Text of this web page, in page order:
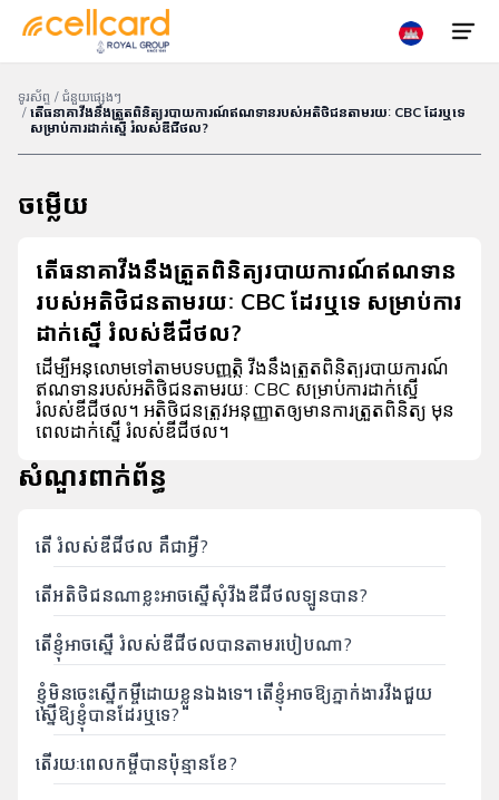
ទិញ
ប្រូ
ម៉ូសិន
ស្វែងរក
ទីតាំង
5G
ទូរស័ព្ទ
ចល័ត
ហូមវ៉ាយ
ហ្វាយ
សេវា
កម្មឌីជីថល
ឧបករណ៍
សែលកាត
អេប
គ្រប់គ្រងការ
បញ្ចូលលុយ
ទិញ eSIM
ទាញយក
ទូរស័ព្ទ / ជំនួយផ្សេងៗ
/ តើធនាគាវីងនឹងត្រួតពិនិត្យរបាយការណ៍ឥណទានរបស់អតិថិជនតាមរយៈ CBC ដែរឬទេ
សម្រាប់ការដាក់ស្នើ រំលស់ឌីជីថល?
ចម្លើយ
តើធនាគាវីងនឹងត្រួតពិនិត្យរបាយការណ៍ឥណទាន
របស់អតិថិជនតាមរយៈ CBC ដែរឬទេ សម្រាប់ការ
ដាក់ស្នើ រំលស់ឌីជីថល?
ដើម្បីអនុលោមទៅតាមបទបញ្ញត្តិ វីងនឹងត្រួតពិនិត្យរបាយការណ៍
ឥណទានរបស់អតិថិជនតាមរយៈ CBC សម្រាប់ការដាក់ស្នើ
រំលស់ឌីជីថល។ អតិថិជនត្រូវអនុញ្ញាតឲ្យមានការត្រួតពិនិត្យ មុន
ពេលដាក់ស្នើ រំលស់ឌីជីថល។
សំណួរពាក់ព័ន្ធ
តើ រំលស់ឌីជីថល គឺជាអ្វី?
តើអតិថិជនណាខ្លះអាចស្នើសុំវីងឌីជីថលឡូនបាន?
តើខ្ញុំអាចស្នើ រំលស់ឌីជីថលបានតាមរបៀបណា?
ខ្ញុំមិនចេះស្នើកម្ចីដោយខ្លួនឯងទេ។ តើខ្ញុំអាចឱ្យភ្នាក់ងារវីងជួយ
ស្នើឱ្យខ្ញុំបានដែរឬទេ?
តើរយៈពេលកម្ចីបានប៉ុន្មានខែ?